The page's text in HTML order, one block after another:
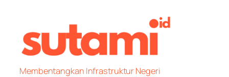
content
Membentangkan Infrastruktur Negeri